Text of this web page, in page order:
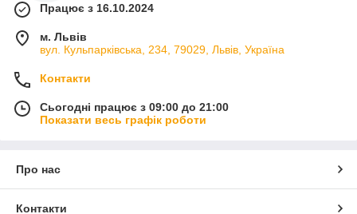
Працює з 16.10.2024
м. Львів
вул. Кульпарківська, 234, 79029, Львів, Україна
Контакти
Сьогодні працює з 09:00 до 21:00
Показати весь графік роботи
Про нас
Контакти